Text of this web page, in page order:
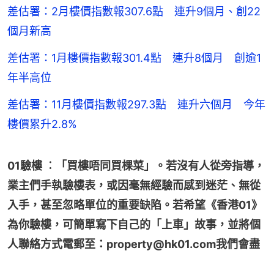
差估署：2月樓價指數報307.6點 連升9個月、創22
個月新高
差估署：1月樓價指數報301.4點 連升8個月 創逾1
年半高位
差估署：11月樓價指數報297.3點 連升六個月 今年
樓價累升2.8%
01驗樓 ︰「買樓唔同買棵菜」。若沒有人從旁指導，
業主們手執驗樓表，或因毫無經驗而感到迷茫、無從
入手，甚至忽略單位的重要缺陷。若希望《香港01》
為你驗樓，可簡單寫下自己的「上車」故事，並將個
人聯絡方式電郵至：property@hk01.com我們會盡